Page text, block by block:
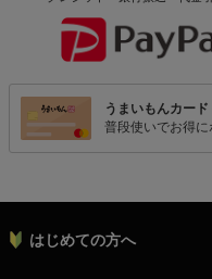
うまいもんカー
普段使いでお得に
はじめての方へ